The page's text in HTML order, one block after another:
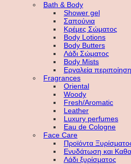
Bath & Body
Shower gel
Σαπούνια
Κρέμες Σώματος
Body Lotions
Body Butters
Λάδι Σώματος
Body Mists
Εργαλεία
Fragrances
Oriental
Woody
Fresh/Aromatic
Leather
Luxury perfumes
Eau de Cologne
Face Care
Προϊόντα
Ενυδάτωση και
Λάδι ξυρίσματος